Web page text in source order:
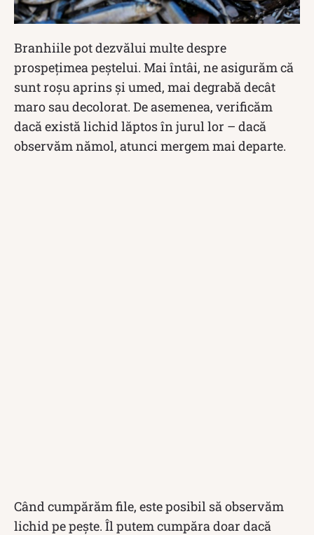
Branhiile pot dezvălui multe despre
prospețimea peștelui. Mai întâi, ne asigurăm că
sunt roșu aprins și umed, mai degrabă decât
maro sau decolorat. De asemenea, verificăm
dacă există lichid lăptos în jurul lor – dacă
observăm nămol, atunci mergem mai departe.
Când cumpărăm file, este posibil să observăm
lichid pe pește. Îl putem cumpăra doar dacă